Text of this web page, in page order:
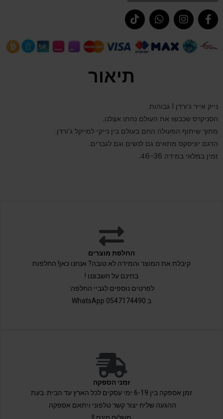
תיאור
נייק אייר ג’ורדן 1 גבוהות.
הסניקרס שכבשו את העולם נחתו אצלנו.
מתוך שיתוף הפעולה החם בעולם בין נייקי למייקל ג’ורדן.
הדגם יוניסקס מתאים גם לנשים וגם לגברים.
זמין במלאי במידה 46-36.
החלפת מוצרים
קיבלת את המוצר והמידה לא טובה? אנחנו כאן! החלפות
בחינם על חשבוננו !
לפרטים נוספים לגביי החלפה:
ב 0547174490 WhatsApp
זמני הספקה
זמן אספקה בין 6-19 ימי עסקים לכל הארץ עד הבית. בעת
ההגעה שליח יצור קשר טלפוני ויתאם אספקה.